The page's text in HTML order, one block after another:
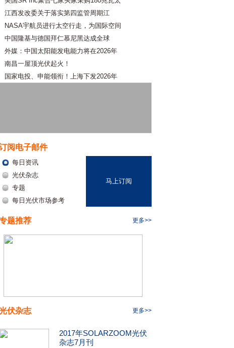
江西发改委关于落实第四监管周期江
NASA宇航员进行太空行走，为国际空间
中国隆基与德国拜仁慕尼黑达成全球
外媒：中国太阳能发电能力将在2026年
南昌一屋顶光伏起火！
国家电投、申能领衔！上海下发2026年
阅电子邮件
每日资讯
光伏杂志
专题
每日光伏市场参考
马上订阅
题推荐 更多>>
伏杂志 更多>>
2017年SOLARZOOM光伏
杂志7月刊